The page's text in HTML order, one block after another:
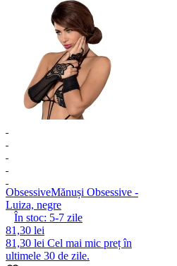
ObsessiveMănuși Obsessive -
Luiza, negre
În stoc: 5-7 zile
81,30 lei
81,30 lei Cel mai mic preț în
ultimele 30 de zile.